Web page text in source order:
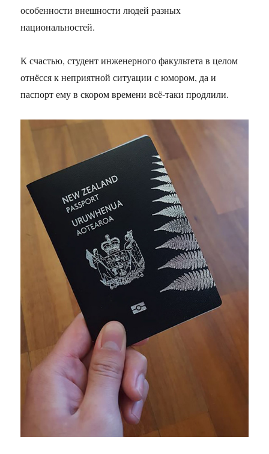
особенности внешности людей разных
национальностей.
К счастью, студент инженерного факультета в целом
отнёсся к неприятной ситуации с юмором, да и
паспорт ему в скором времени всё-таки продлили.